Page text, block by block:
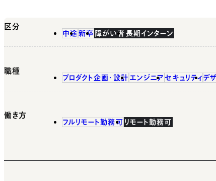
区分
中途 新卒 障がい者 長期インターン
職種
プロダクト企画・設計 エンジニア セキュリティ デ
働き方
フルリモート勤務可 リモート勤務可